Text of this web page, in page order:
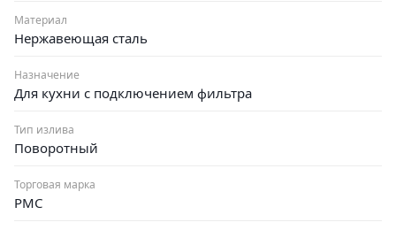
Материал
Нержавеющая сталь
Назначение
Для кухни с подключением фильтра
Тип излива
Поворотный
Торговая марка
РМС